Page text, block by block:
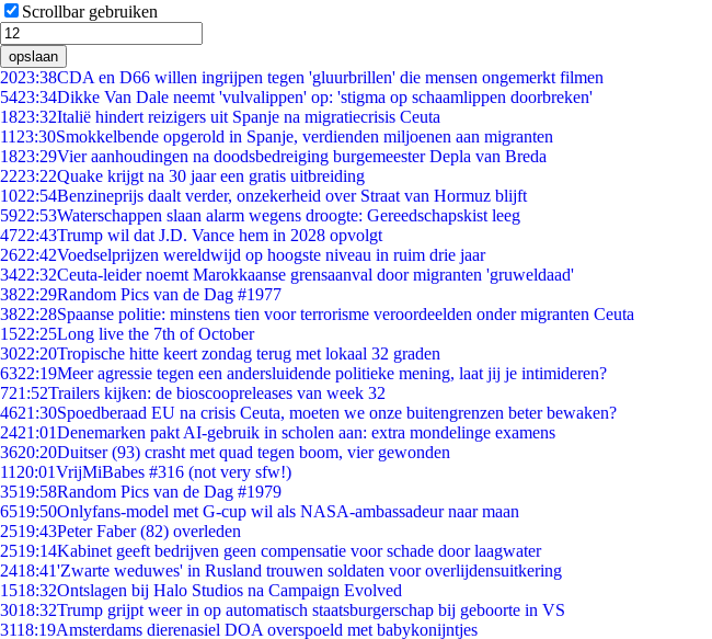
Scrollbar gebruiken
opslaan
2023:38CDA en D66 willen ingrijpen tegen 'gluurbrillen' die mensen ongemerkt filmen
5423:34Dikke Van Dale neemt 'vulvalippen' op: 'stigma op schaamlippen doorbreken'
1823:32Italië hindert reizigers uit Spanje na migratiecrisis Ceuta
11 23:30Smokkelbende opgerold in Spanje, verdienden miljoenen aan migranten
1823:29Vier aanhoudingen na doodsbedreiging burgemeester Depla van Breda
2223:22Quake krijgt na 30 jaar een gratis uitbreiding
1022:54Benzineprijs daalt verder, onzekerheid over Straat van Hormuz blijft
5922:53Waterschappen slaan alarm wegens droogte: Gereedschapskist leeg
4722:43Trump wil dat J.D. Vance hem in 2028 opvolgt
2622:42Voedselprijzen wereldwijd op hoogste niveau in ruim drie jaar
3422:32Ceuta-leider noemt Marokkaanse grensaanval door migranten 'gruweldaad'
3822:29Random Pics van de Dag #1977
3822:28Spaanse politie: minstens tien voor terrorisme veroordeelden onder migranten Ceuta
1522:25Long live the 7th of October
3022:20Tropische hitte keert zondag terug met lokaal 32 graden
6322:19Meer agressie tegen een andersluidende politieke mening, laat jij je intimideren?
721:52Trailers kijken: de bioscoopreleases van week 32
4621:30Spoedberaad EU na crisis Ceuta, moeten we onze buitengrenzen beter bewaken?
2421:01Denemarken pakt AI-gebruik in scholen aan: extra mondelinge examens
3620:20Duitser (93) crasht met quad tegen boom, vier gewonden
11 20:01VrijMiBabes #316 (not very sfw!)
3519:58Random Pics van de Dag #1979
6519:50Onlyfans-model met G-cup wil als NASA-ambassadeur naar maan
2519:43Peter Faber (82) overleden
2519:14Kabinet geeft bedrijven geen compensatie voor schade door laagwater
2418:41'Zwarte weduwes' in Rusland trouwen soldaten voor overlijdensuitkering
1518:32Ontslagen bij Halo Studios na Campaign Evolved
3018:32Trump grijpt weer in op automatisch staatsburgerschap bij geboorte in VS
3118:19Amsterdams dierenasiel DOA overspoeld met babykonijntjes